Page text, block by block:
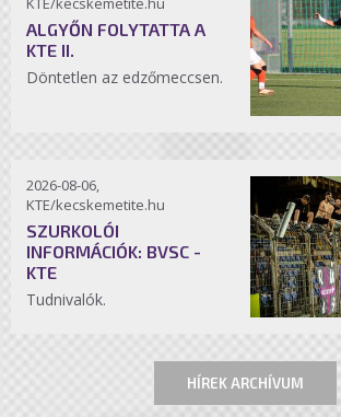
ALGYŐN FOLYTATTA A
KTE II.
Döntetlen az edzőmeccsen.
2026-08-06,
KTE/kecskemetite.hu
SZURKOLÓI
INFORMÁCIÓK: BVSC -
KTE
Tudnivalók.
HÍREK ARCHÍVUM